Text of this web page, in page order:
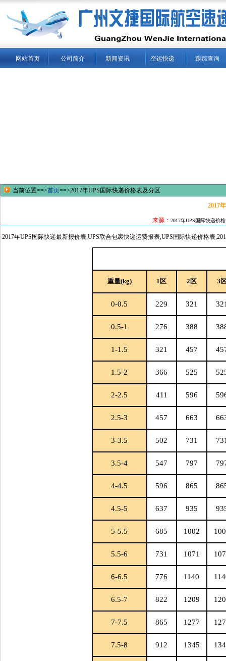
网站首页 公司简介 新闻资讯 空运快递 跟踪查询
当前位置==>首页==>2017年UPS国际快递价格表及分区
2017
来源： 2017年UPS国际快递价格
2017年UPS国际快递最新报价表,UPS联合包裹快递运费报表,UPS国际快递价格表
重量(kg) 1 区 2 区 3
0-0.5 229 321
0.5-1 276 388
1-1.5 321 457
1.5-2 366 525
2-2.5 411 596
2.5-3 457 663
3-3.5 502 731
3.5-4 547 797
4-4.5 596 865
4.5-5 637 935
5-5.5 685 1002
5.5-6 731 1071
6-6.5 776 1140
6.5-7 822 1209
7-7.5 865 1277
7.5-8 912 1345